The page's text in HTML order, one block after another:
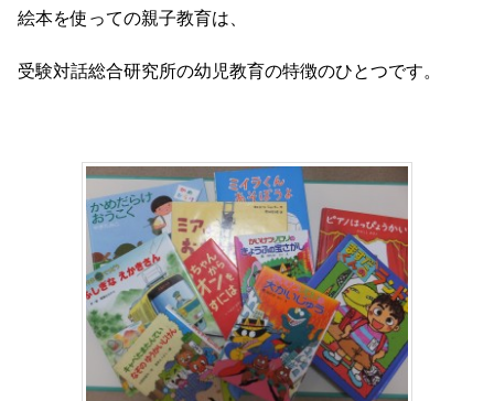
絵本を使っての親子教育は、
受験対話総合研究所の幼児教育の特徴のひとつです。